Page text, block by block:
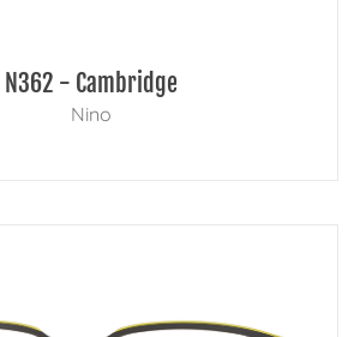
N362 - Cambridge
Nino